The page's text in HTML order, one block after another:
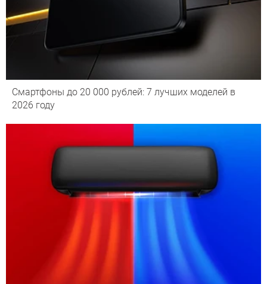
Смартфоны до 20 000 рублей: 7 лучших моделей в
2026 году